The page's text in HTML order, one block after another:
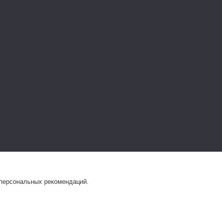
рекомендаций.